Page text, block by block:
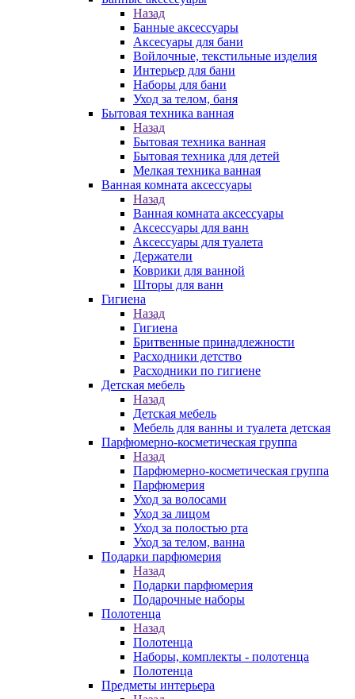
Назад
Банные аксессуары
Аксесуары для бани
Войлочные, текстильные изделия
Интерьер для бани
Наборы для бани
Уход за телом, баня
Бытовая техника ванная
Назад
Бытовая техника ванная
Бытовая техника для детей
Мелкая техника ванная
Ванная комната аксессуары
Назад
Ванная комната аксессуары
Аксессуары для ванн
Аксессуары для туалета
Держатели
Коврики для ванной
Шторы для ванн
Гигиена
Назад
Гигиена
Бритвенные принадлежности
Расходники детство
Расходники по гигиене
Детская мебель
Назад
Детская мебель
Мебель для ванны и туалета детская
Парфюмерно-косметическая группа
Назад
Парфюмерно-косметическая группа
Парфюмерия
Уход за волосами
Уход за лицом
Уход за полостью рта
Уход за телом, ванна
Подарки парфюмерия
Назад
Подарки парфюмерия
Подарочные наборы
Полотенца
Назад
Полотенца
Наборы, комплекты - полотенца
Полотенца
Предметы интерьера